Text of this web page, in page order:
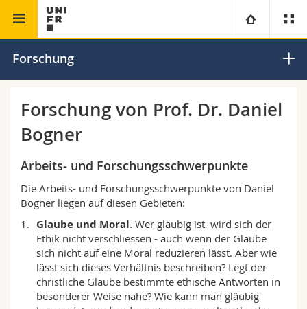
Universität
Campus
Forschung
Universität
Weiterbildung
Theologische Fak.
Rechtswissenschaftliche Fak.
Wirtschafts- und Sozialwissenschaftliche Fak.
Philosophische Fak.
Fak. für Erziehungs- und Bildungswissenschaften
Informationen für
Studieninteressierte
Studierende
Medien
Forschende
Ressourcen
Personenverzeichnis
Ortsplan
Bibliotheken
Theologische Fakultät Theologische Ethik
Forschung
Forschung von Prof. Dr. Daniel
Bogner
Arbeits- und Forschungsschwerpunkte
Die Arbeits- und Forschungsschwerpunkte von Daniel
Bogner liegen auf diesen Gebieten:
Glaube und Moral. Wer gläubig ist, wird sich der
Ethik nicht verschliessen - auch wenn der Glaube
sich nicht auf eine Moral reduzieren lässt. Aber wie
lässt sich dieses Verhältnis beschreiben? Legt der
christliche Glaube bestimmte ethische Antworten in
besonderer Weise nahe? Wie kann man gläubig